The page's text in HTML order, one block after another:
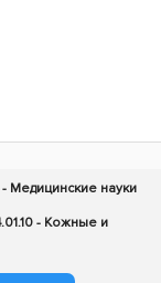
- Медицинские науки
- Кожные и